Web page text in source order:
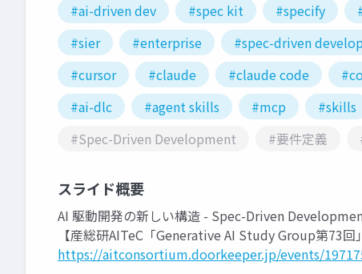
#ai-driven dev #spec kit #specify
#sier
#enterprise #spec-driven
#cursor
#claude #claude code
#ai-dlc
#agent skills #mcp #skills
#Spec-Driven Development
#要件定義
スライド概要
AI 駆動開発の新しい構造 - Spec-Driven
【産総研AITeC「Generative AI Study Group第73回
https://aitconsortium.doorkeeper.jp/events/